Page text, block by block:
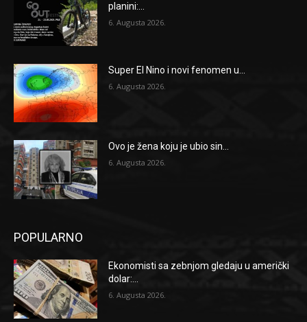
planini:...
6. Augusta 2026.
Super El Nino i novi fenomen u...
6. Augusta 2026.
Ovo je žena koju je ubio sin...
6. Augusta 2026.
POPULARNO
Ekonomisti sa zebnjom gledaju u američki
dolar:...
6. Augusta 2026.